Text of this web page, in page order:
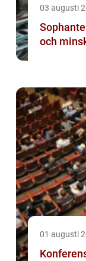
03 augusti
Sophantering
och
01 augusti
Konferens